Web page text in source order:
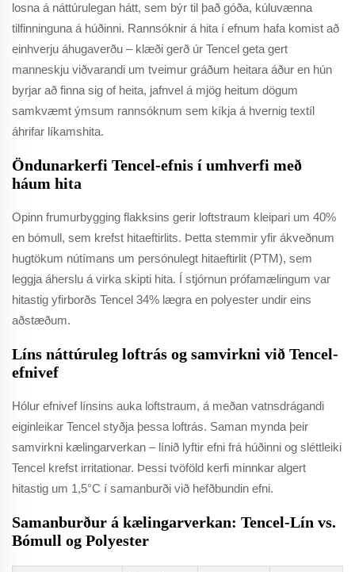
losna á náttúrulegan hátt, sem býr til það góða, kúluvænna
tilfinninguna á húðinni. Rannsóknir á hita í efnum hafa komist að
einhverju áhugaverðu – klæði gerð úr Tencel geta gert
manneskju viðvarandi um tveimur gráðum heitara áður en hún
byrjar að finna sig of heita, jafnvel á mjög heitum dögum
samkvæmt ýmsum rannsóknum sem kíkja á hvernig textíl
áhrifar líkamshita.
Öndunarkerfi Tencel-efnis í umhverfi með
háum hita
Opinn frumurbygging flakksins gerir loftstraum kleipari um 40%
en bómull, sem krefst hitaeftirlits. Þetta stemmir yfir ákveðnum
hugtökum nútímans um persónulegt hitaeftirlit (PTM), sem
leggja áherslu á virka skipti hita. Í stjórnun prófamælingum var
hitastig yfirborðs Tencel 34% lægra en polyester undir eins
aðstæðum.
Líns náttúruleg loftrás og samvirkni við Tencel-
efnivef
Hólur efnivef línsins auka loftstraum, á meðan vatnsdrágandi
eiginleikar Tencel styðja þessa loftrás. Saman mynda þeir
samvirkni kælingarverkan – línið lyftir efni frá húðinni og sléttleiki
Tencel krefst irritationar. Þessi tvöföld kerfi minnkar algert
hitastig um 1,5°C í samanburði við hefðbundin efni.
Samanburður á kælingarverkan: Tencel-Lín vs.
Bómull og Polyester